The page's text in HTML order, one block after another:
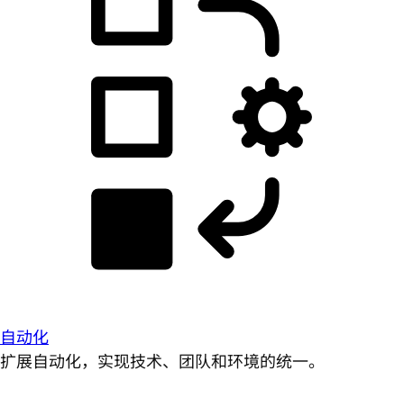
自动化
扩展自动化，实现技术、团队和环境的统一。